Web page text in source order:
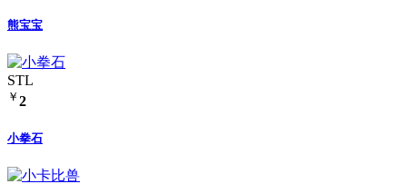
熊宝宝
STL
￥ 2
小拳石